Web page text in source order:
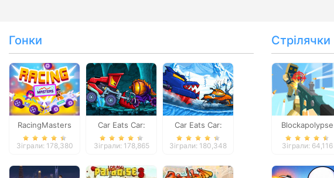
Гонки
RacingMasters
Зіграли: 178,380
Car Eats Car:
Dungeon
Adventure
Зіграли: 178,865
Car Eats Car:
Winter Adventure
Зіграли: 180,348
Стрілячки
Blockapolypse
Zombie Shooter
Зіграли: 64,116